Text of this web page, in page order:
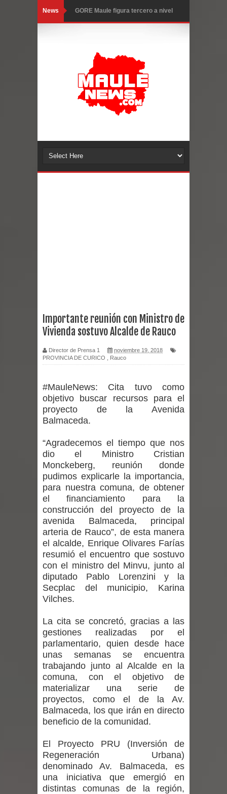
News GORE Maule figura tercero a nivel
traslados con $133 millones
Dos internos intentaron escapar por
un forado desde la cárcel de Talca
Temporal obliga a cerrar
Chancho en Talca tras caída de
Alerta por hantavirus: expertos piden
reforzar medidas y consulta oportuna
Bodas de Oro
vacunación contra la Influenza y otros
virus respiratorios
Empedrado desarrolló con éxito el
desafío guerreros 2026
Banda linarense Los Remembers
regresa de Brasil tras impulsar un
intercambio musical y pedagógico
Alta positividad en influenza hace que
expertos reiteren llamado a
vacunarse
Mario Meza endurece críticas contra
ministra de Salud por dejar fuera a
Seremi de Desarrollo Social y Familia
mantiene despliegue para apoyar a
Importante reunión con Ministro de
Vivienda sostuvo Alcalde de Rauco
Director de Prensa 1
noviembre 19, 2018
PROVINCIA DE CURICO
Rauco
#MauleNews: Cita tuvo como
objetivo buscar recursos para el
proyecto de la Avenida
Balmaceda.
“Agradecemos el tiempo que nos
dio el Ministro Cristian
Monckeberg, reunión donde
pudimos explicarle la importancia,
para nuestra comuna, de obtener
el financiamiento para la
construcción del proyecto de la
avenida Balmaceda, principal
arteria de Rauco”, de esta manera
el alcalde, Enrique Olivares Farías
resumió el encuentro que sostuvo
con el ministro del Minvu, junto al
diputado Pablo Lorenzini y la
Secplac del municipio, Karina
Vilches.
La cita se concretó, gracias a las
gestiones realizadas por el
parlamentario, quien desde hace
unas semanas se encuentra
trabajando junto al Alcalde en la
comuna, con el objetivo de
materializar una serie de
proyectos, como el de la Av.
Balmaceda, los que irán en directo
beneficio de la comunidad.
El Proyecto PRU (Inversión de
Regeneración Urbana)
denominado Av. Balmaceda, es
una iniciativa que emergió en
distintas comunas de la región,